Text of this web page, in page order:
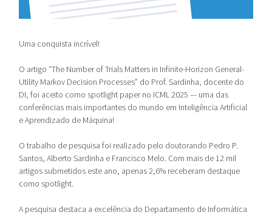
Uma conquista incrível!
O artigo “The Number of Trials Matters in Infinite-Horizon General-
Utility Markov Decision Processes” do Prof. Sardinha, docente do
DI, foi aceito como spotlight paper no ICML 2025 — uma das
conferências mais importantes do mundo em Inteligência Artificial
e Aprendizado de Máquina!
O trabalho de pesquisa foi realizado pelo doutorando Pedro P.
Santos, Alberto Sardinha e Francisco Melo. Com mais de 12 mil
artigos submetidos este ano, apenas 2,6% receberam destaque
como spotlight.
A pesquisa destaca a excelência do Departamento de Informática